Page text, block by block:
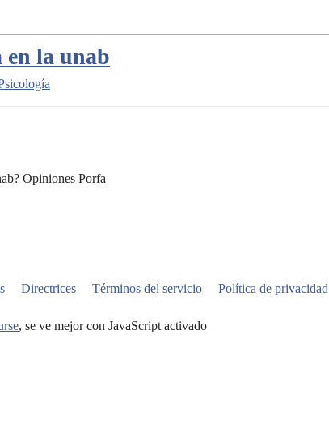
en la unab
Opiniones Porfa
Directrices Términos del servicio Política de privacidad
, se ve mejor con JavaScript activado